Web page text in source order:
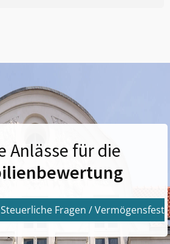
Anlässe für die
Steuerliche Fragen /